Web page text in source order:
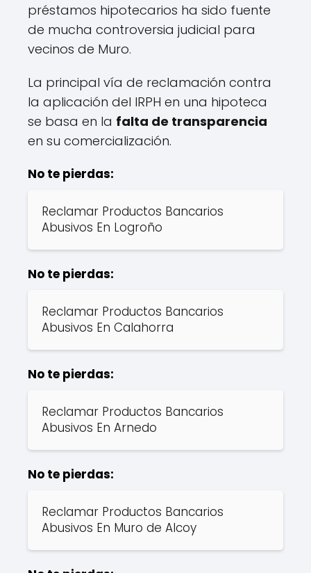
préstamos hipotecarios ha sido fuente
de mucha controversia judicial para
vecinos de Muro.
La principal vía de reclamación contra
la aplicación del IRPH en una hipoteca
se basa en la falta de transparencia
en su comercialización.
No te pierdas:
Reclamar Productos Bancarios
Abusivos En Logroño
No te pierdas:
Reclamar Productos Bancarios
Abusivos En Calahorra
No te pierdas:
Reclamar Productos Bancarios
Abusivos En Arnedo
No te pierdas:
Reclamar Productos Bancarios
Abusivos En Muro de Alcoy